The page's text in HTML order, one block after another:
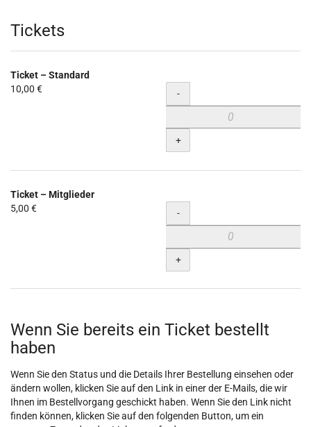
Produkte
Tickets
Ticket – Standard
10,00 €
Menge
-
+
Ticket – Mitglieder
5,00 €
Menge
-
+
Wenn Sie bereits ein Ticket bestellt
haben
Wenn Sie den Status und die Details Ihrer Bestellung einsehen oder
ändern wollen, klicken Sie auf den Link in einer der E-Mails, die wir
Ihnen im Bestellvorgang geschickt haben. Wenn Sie den Link nicht
finden können, klicken Sie auf den folgenden Button, um ein